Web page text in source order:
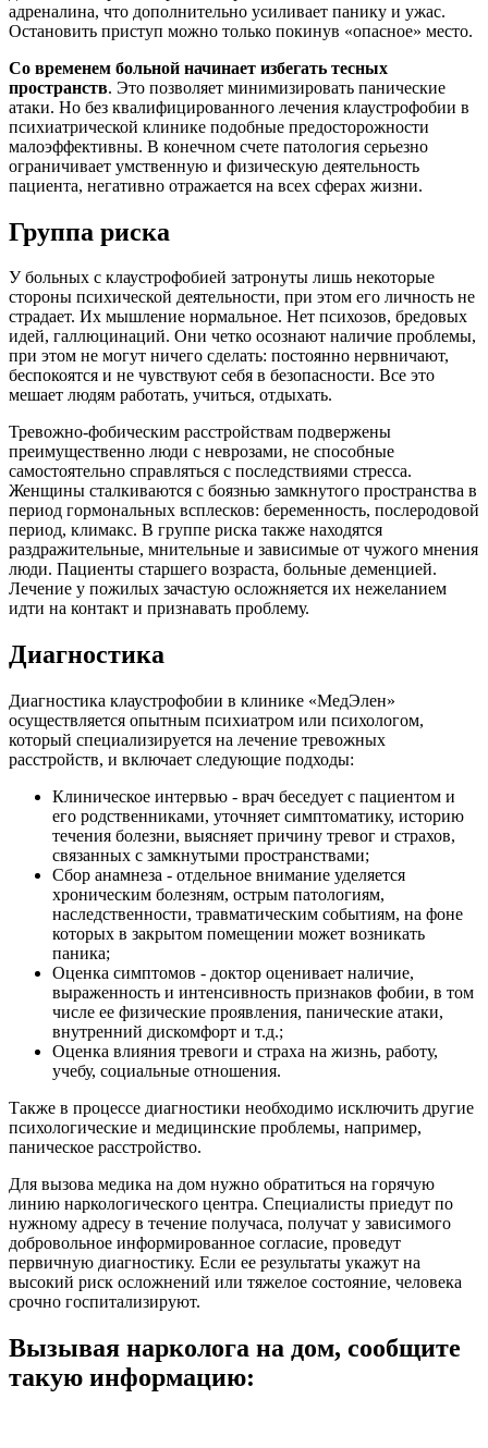
адреналина, что дополнительно усиливает панику и ужас.
Остановить приступ можно только покинув «опасное» место.
Со временем больной начинает избегать тесных
пространств. Это позволяет минимизировать панические
атаки. Но без квалифицированного лечения клаустрофобии в
психиатрической клинике подобные предосторожности
малоэффективны. В конечном счете патология серьезно
ограничивает умственную и физическую деятельность
пациента, негативно отражается на всех сферах жизни.
Группа риска
У больных с клаустрофобией затронуты лишь некоторые
стороны психической деятельности, при этом его личность не
страдает. Их мышление нормальное. Нет психозов, бредовых
идей, галлюцинаций. Они четко осознают наличие проблемы,
при этом не могут ничего сделать: постоянно нервничают,
беспокоятся и не чувствуют себя в безопасности. Все это
мешает людям работать, учиться, отдыхать.
Тревожно-фобическим расстройствам подвержены
преимущественно люди с неврозами, не способные
самостоятельно справляться с последствиями стресса.
Женщины сталкиваются с боязнью замкнутого пространства в
период гормональных всплесков: беременность, послеродовой
период, климакс. В группе риска также находятся
раздражительные, мнительные и зависимые от чужого мнения
люди. Пациенты старшего возраста, больные деменцией.
Лечение у пожилых зачастую осложняется их нежеланием
идти на контакт и признавать проблему.
Диагностика
Диагностика клаустрофобии в клинике «МедЭлен»
осуществляется опытным психиатром или психологом,
который специализируется на лечение тревожных
расстройств, и включает следующие подходы:
Клиническое интервью - врач беседует с пациентом и
его родственниками, уточняет симптоматику, историю
течения болезни, выясняет причину тревог и страхов,
связанных с замкнутыми пространствами;
Сбор анамнеза - отдельное внимание уделяется
хроническим болезням, острым патологиям,
наследственности, травматическим событиям, на фоне
которых в закрытом помещении может возникать
паника;
Оценка симптомов - доктор оценивает наличие,
выраженность и интенсивность признаков фобии, в том
числе ее физические проявления, панические атаки,
внутренний дискомфорт и т.д.;
Оценка влияния тревоги и страха на жизнь, работу,
учебу, социальные отношения.
Также в процессе диагностики необходимо исключить другие
психологические и медицинские проблемы, например,
паническое расстройство.
Для вызова медика на дом нужно обратиться на горячую
линию наркологического центра. Специалисты приедут по
нужному адресу в течение получаса, получат у зависимого
добровольное информированное согласие, проведут
первичную диагностику. Если ее результаты укажут на
высокий риск осложнений или тяжелое состояние, человека
срочно госпитализируют.
Вызывая нарколога на дом, сообщите
такую информацию: